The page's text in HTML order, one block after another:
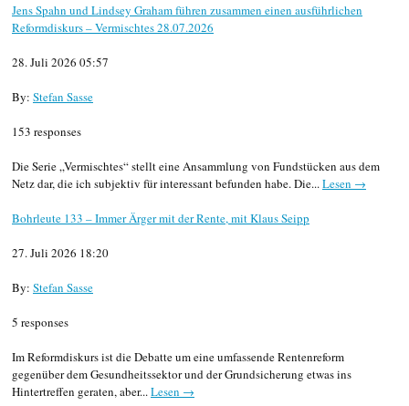
Jens Spahn und Lindsey Graham führen zusammen einen ausführlichen
Reformdiskurs – Vermischtes 28.07.2026
28. Juli 2026 05:57
By: Stefan Sasse
153 responses
Die Serie „Vermischtes“ stellt eine Ansammlung von Fundstücken aus dem
Netz dar, die ich subjektiv für interessant befunden habe. Die... Lesen →
Bohrleute 133 – Immer Ärger mit der Rente, mit Klaus Seipp
27. Juli 2026 18:20
By: Stefan Sasse
5 responses
Im Reformdiskurs ist die Debatte um eine umfassende Rentenreform
gegenüber dem Gesundheitssektor und der Grundsicherung etwas ins
Hintertreffen geraten, aber... Lesen →